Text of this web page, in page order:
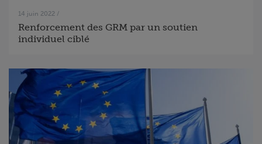
14 juin 2022 /
Renforcement des GRM par un soutien
individuel ciblé